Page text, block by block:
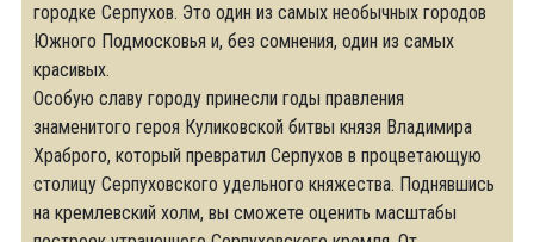
городке Серпухов. Это один из самых необычных городов
Южного Подмосковья и, без сомнения, один из самых
красивых.
Особую славу городу принесли годы правления
знаменитого героя Куликовской битвы князя Владимира
Храброго, который превратил Серпухов в процветающую
столицу Серпуховского удельного княжества. Поднявшись
на кремлевский холм, вы сможете оценить масштабы